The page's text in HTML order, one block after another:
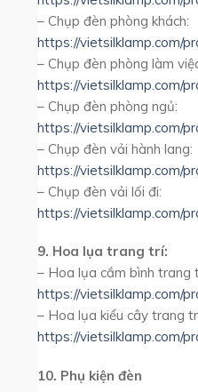
– Chụp đèn phòng khách:
https://vietsilklamp.com/
– Chụp đèn phòng làm
https://vietsilklamp.com/
– Chụp đèn phòng ngủ:
https://vietsilklamp.com/
– Chụp đèn vải hành lang:
https://vietsilklamp.com/
– Chụp đèn vải lối đi:
https://vietsilklamp.com/
9. Hoa lụa trang trí:
– Hoa lụa cắm bình trang
https://vietsilklamp.com/
– Hoa lụa kiểu cây trang
https://vietsilklamp.com/
10. Phụ kiện đèn